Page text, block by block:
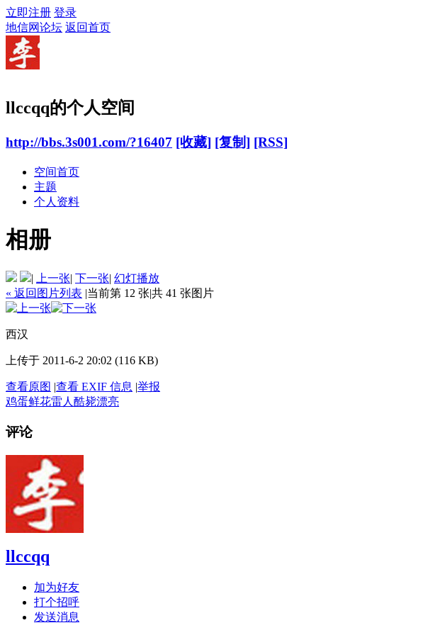
立即注册 登录
地信网论坛 返回首页
llccqq的个人空间
http://bbs.3s001.com/?16407 [收藏] [复制] [RSS]
空间首页
主题
个人资料
相册
| 上一张| 下一张| 幻灯播放
« 返回图片列表 |当前第 12 张|共 41 张图片
西汉
上传于 2011-6-2 20:02 (116 KB)
查看原图 |查看 EXIF 信息 |举报
鸡蛋鲜花雷人酷毙漂亮
评论
llccqq
加为好友
打个招呼
发送消息